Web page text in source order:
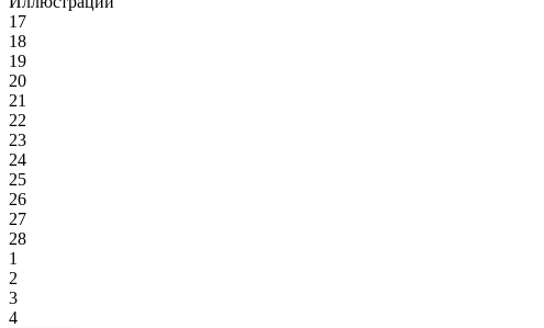
17
18
19
20
21
22
23
24
25
26
27
28
1
2
3
4